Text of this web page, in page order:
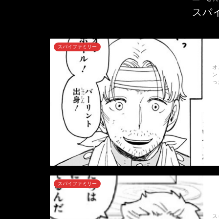
スパ
スパイファミリー
スパイファミリー